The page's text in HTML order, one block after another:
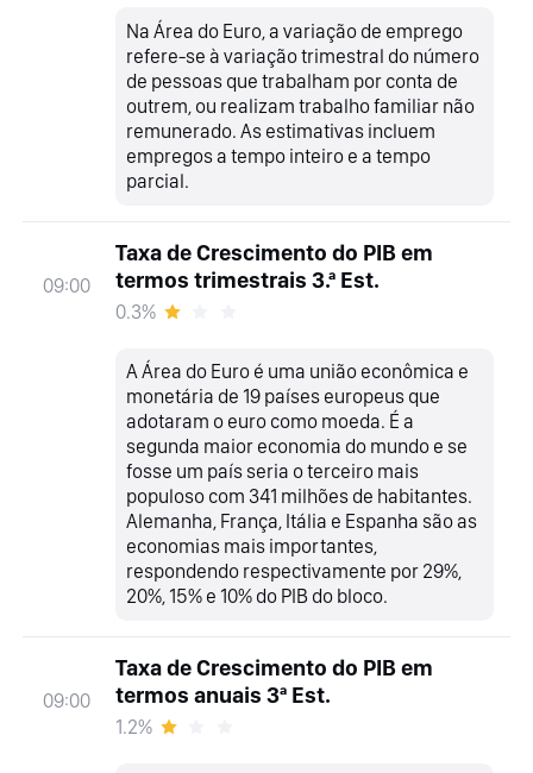
Na Área do Euro, a variação de emprego
refere-se à variação trimestral do número
de pessoas que trabalham por conta de
outrem, ou realizam trabalho familiar não
remunerado. As estimativas incluem
empregos a tempo inteiro e a tempo
parcial.
09:00
Taxa de Crescimento do PIB em
termos trimestrais 3.ª Est.
0.3%
A Área do Euro é uma união econômica e
monetária de 19 países europeus que
adotaram o euro como moeda. É a
segunda maior economia do mundo e se
fosse um país seria o terceiro mais
populoso com 341 milhões de habitantes.
Alemanha, França, Itália e Espanha são as
economias mais importantes,
respondendo respectivamente por 29%,
20%, 15% e 10% do PIB do bloco.
09:00
Taxa de Crescimento do PIB em
termos anuais 3ª Est.
1.2%